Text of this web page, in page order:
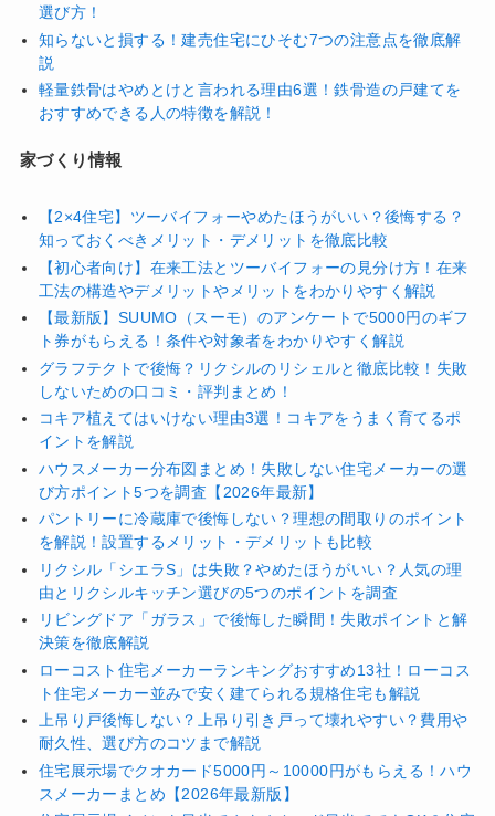
選び方！
知らないと損する！建売住宅にひそむ7つの注意点を徹底解
説
軽量鉄骨はやめとけと言われる理由6選！鉄骨造の戸建てを
おすすめできる人の特徴を解説！
家づくり情報
【2×4住宅】ツーバイフォーやめたほうがいい？後悔する？
知っておくべきメリット・デメリットを徹底比較
【初心者向け】在来工法とツーバイフォーの見分け方！在来
工法の構造やデメリットやメリットをわかりやすく解説
【最新版】SUUMO（スーモ）のアンケートで5000円のギフ
ト券がもらえる！条件や対象者をわかりやすく解説
グラフテクトで後悔？リクシルのリシェルと徹底比較！失敗
しないための口コミ・評判まとめ！
コキア植えてはいけない理由3選！コキアをうまく育てるポ
イントを解説
ハウスメーカー分布図まとめ！失敗しない住宅メーカーの選
び方ポイント5つを調査【2026年最新】
パントリーに冷蔵庫で後悔しない？理想の間取りのポイント
を解説！設置するメリット・デメリットも比較
リクシル「シエラS」は失敗？やめたほうがいい？人気の理
由とリクシルキッチン選びの5つのポイントを調査
リビングドア「ガラス」で後悔した瞬間！失敗ポイントと解
決策を徹底解説
ローコスト住宅メーカーランキングおすすめ13社！ローコス
ト住宅メーカー並みで安く建てられる規格住宅も解説
上吊り戸後悔しない？上吊り引き戸って壊れやすい？費用や
耐久性、選び方のコツまで解説
住宅展示場でクオカード5000円～10000円がもらえる！ハウ
スメーカーまとめ【2026年最新版】